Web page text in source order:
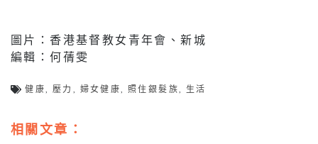
圖片：香港基督教女青年會、新城
編輯：何蒨雯
健康,壓力 , 婦女健康, 照住銀髮族, 生活
相關文章：